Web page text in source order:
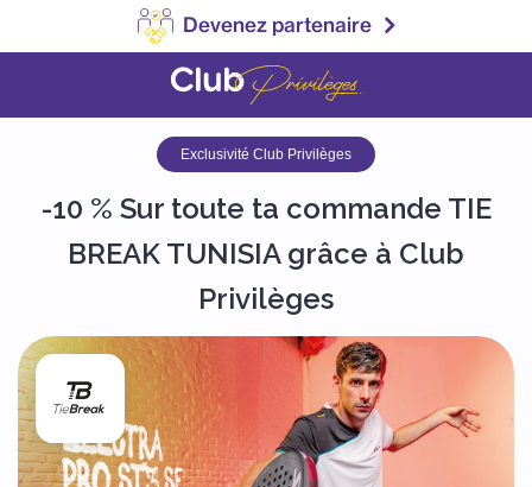
Devenez partenaire
Exclusivité Club Privilèges
-10 % Sur toute ta commande TIE
BREAK TUNISIA grâce à Club
Privilèges